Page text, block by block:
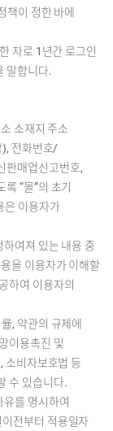
책이 정한 바에
자로 1년간 로그인
말합니다.
소재지 주소
), 전화번호/
판매업신고번호,
“몰”의 초기
은 이용자가
하여져 있는 내용 중
을 이용자가 이해할
하여 이용자의
, 약관의 규제에
이용촉진 및
소비자보호법 등
수 있습니다.
유를 명시하여
전부터 적용일자